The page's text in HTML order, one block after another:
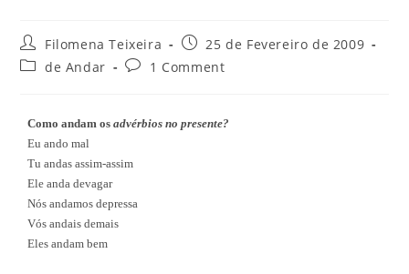
Post
author:
Filomena Teixeira
Post
published:
25 de Fevereiro de 2009
Postde Andar
Post1 Comment
Como andam os advérbios no presente?
Eu ando mal
Tu andas assim-assim
Ele anda devagar
Nós andamos depressa
Vós andais demais
Eles andam bem